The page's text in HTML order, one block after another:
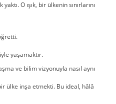
O ışık, bir ülkenin sınırlarını
yaşamaktır.
ve bilim vizyonuyla nasıl aynı
ülke inşa etmekti. Bu ideal, hâlâ